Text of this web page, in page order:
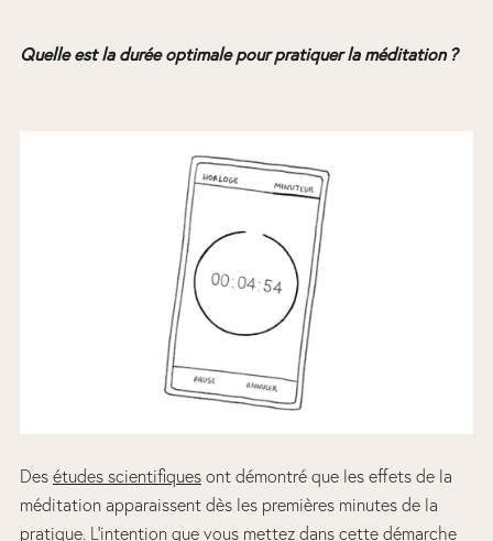
Quelle est la durée optimale pour pratiquer la méditation ?
Des études scientifiquesont démontré que les effets de la
méditation apparaissent dès les premières minutes de la
pratique. L’intention que vous mettez dans cette démarche